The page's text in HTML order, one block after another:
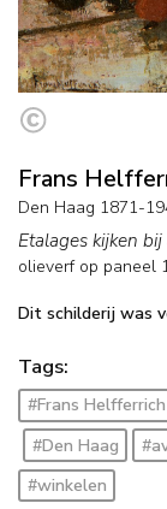
Frans
Den Haag 1871-
Etalages kijken
olieverf op paneel
Dit schilderij was
Tags:
#Frans Helfferrich
#Den Haag
#winkelen